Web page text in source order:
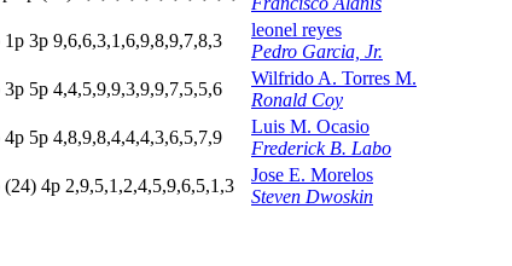
1p 3p 9,6,6,3,1,6,9,8,9,7,8,3
leonel reyes
Pedro Garcia, Jr.
3p 5p 4,4,5,9,9,3,9,9,7,5,5,6
Wilfrido A. Torres M.
Ronald Coy
4p 5p 4,8,9,8,4,4,4,3,6,5,7,9
Luis M. Ocasio
Frederick B. Labo
(24) 4p 2,9,5,1,2,4,5,9,6,5,1,3
Jose E. Morelos
Steven Dwoskin